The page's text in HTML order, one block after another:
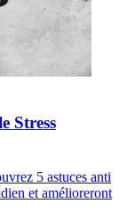
Stress
5 astuces anti
et amélioreront